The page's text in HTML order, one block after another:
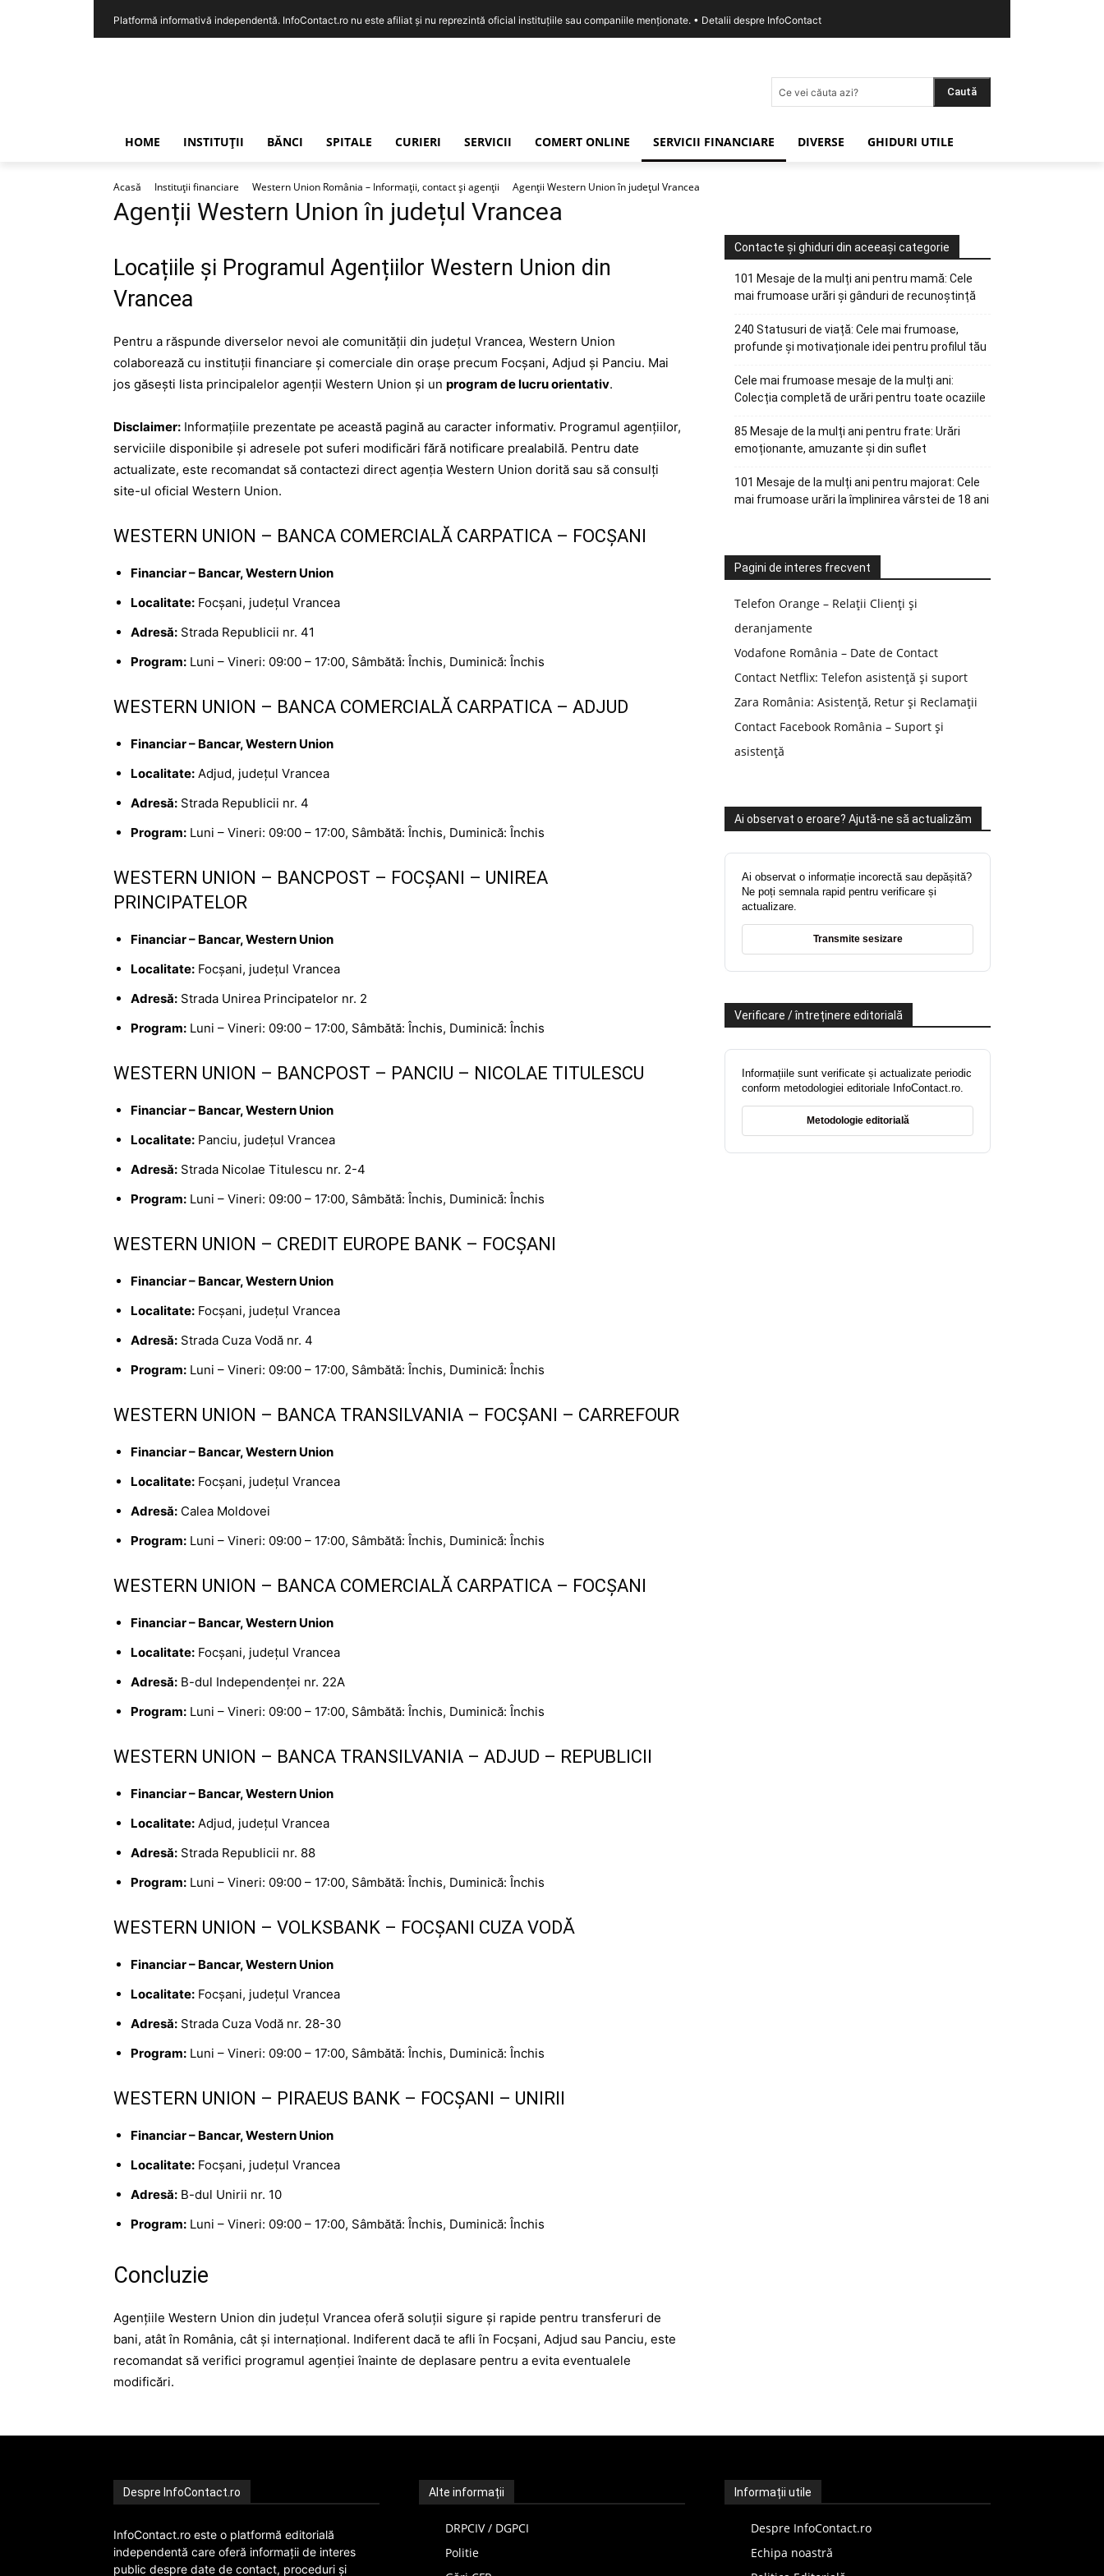
Platformă informativă independentă. InfoContact.ro nu este afiliat și nu reprezintă oficial instituțiile sau companiile menționate. • Detalii despre InfoContact
Ce vei căuta azi? Caută
HOME INSTITUȚII BĂNCI SPITALE CURIERI SERVICII COMERT ONLINE SERVICII FINANCIARE DIVERSE GHIDURI UTILE
Acasă Instituții financiare Western Union România – Informații, contact și agenții Agenții Western Union în județul Vrancea
Agenții Western Union în județul Vrancea
Locațiile și Programul Agențiilor Western Union din
Vrancea
Pentru a răspunde diverselor nevoi ale comunității din județul Vrancea, Western Union
colaborează cu instituții financiare și comerciale din orașe precum Focșani, Adjud și Panciu. Mai
jos găsești lista principalelor agenții Western Union și un program de lucru orientativ.
Disclaimer: Informațiile prezentate pe această pagină au caracter informativ. Programul agențiilor,
serviciile disponibile și adresele pot suferi modificări fără notificare prealabilă. Pentru date
actualizate, este recomandat să contactezi direct agenția Western Union dorită sau să consulți
site-ul oficial Western Union.
WESTERN UNION – BANCA COMERCIALĂ CARPATICA – FOCȘANI
Financiar – Bancar, Western Union
Localitate: Focșani, județul Vrancea
Adresă: Strada Republicii nr. 41
Program: Luni – Vineri: 09:00 – 17:00, Sâmbătă: Închis, Duminică: Închis
WESTERN UNION – BANCA COMERCIALĂ CARPATICA – ADJUD
Financiar – Bancar, Western Union
Localitate: Adjud, județul Vrancea
Adresă: Strada Republicii nr. 4
Program: Luni – Vineri: 09:00 – 17:00, Sâmbătă: Închis, Duminică: Închis
WESTERN UNION – BANCPOST – FOCȘANI – UNIREA
PRINCIPATELOR
Financiar – Bancar, Western Union
Localitate: Focșani, județul Vrancea
Adresă: Strada Unirea Principatelor nr. 2
Program: Luni – Vineri: 09:00 – 17:00, Sâmbătă: Închis, Duminică: Închis
WESTERN UNION – BANCPOST – PANCIU – NICOLAE TITULESCU
Financiar – Bancar, Western Union
Localitate: Panciu, județul Vrancea
Adresă: Strada Nicolae Titulescu nr. 2-4
Program: Luni – Vineri: 09:00 – 17:00, Sâmbătă: Închis, Duminică: Închis
WESTERN UNION – CREDIT EUROPE BANK – FOCȘANI
Financiar – Bancar, Western Union
Localitate: Focșani, județul Vrancea
Adresă: Strada Cuza Vodă nr. 4
Program: Luni – Vineri: 09:00 – 17:00, Sâmbătă: Închis, Duminică: Închis
WESTERN UNION – BANCA TRANSILVANIA – FOCȘANI – CARREFOUR
Financiar – Bancar, Western Union
Localitate: Focșani, județul Vrancea
Adresă: Calea Moldovei
Program: Luni – Vineri: 09:00 – 17:00, Sâmbătă: Închis, Duminică: Închis
WESTERN UNION – BANCA COMERCIALĂ CARPATICA – FOCȘANI
Financiar – Bancar, Western Union
Localitate: Focșani, județul Vrancea
Adresă: B-dul Independenței nr. 22A
Program: Luni – Vineri: 09:00 – 17:00, Sâmbătă: Închis, Duminică: Închis
WESTERN UNION – BANCA TRANSILVANIA – ADJUD – REPUBLICII
Financiar – Bancar, Western Union
Localitate: Adjud, județul Vrancea
Adresă: Strada Republicii nr. 88
Program: Luni – Vineri: 09:00 – 17:00, Sâmbătă: Închis, Duminică: Închis
WESTERN UNION – VOLKSBANK – FOCȘANI CUZA VODĂ
Financiar – Bancar, Western Union
Localitate: Focșani, județul Vrancea
Adresă: Strada Cuza Vodă nr. 28-30
Program: Luni – Vineri: 09:00 – 17:00, Sâmbătă: Închis, Duminică: Închis
WESTERN UNION – PIRAEUS BANK – FOCȘANI – UNIRII
Financiar – Bancar, Western Union
Localitate: Focșani, județul Vrancea
Adresă: B-dul Unirii nr. 10
Program: Luni – Vineri: 09:00 – 17:00, Sâmbătă: Închis, Duminică: Închis
Concluzie
Agențiile Western Union din județul Vrancea oferă soluții sigure și rapide pentru transferuri de
bani, atât în România, cât și internațional. Indiferent dacă te afli în Focșani, Adjud sau Panciu, este
recomandat să verifici programul agenției înainte de deplasare pentru a evita eventualele
modificări.
Contacte și ghiduri din aceeași categorie
101 Mesaje de la mulți ani pentru mamă: Cele
mai frumoase urări și gânduri de recunoștință
240 Statusuri de viață: Cele mai frumoase,
profunde și motivaționale idei pentru profilul tău
Cele mai frumoase mesaje de la mulți ani:
Colecția completă de urări pentru toate ocaziile
85 Mesaje de la mulți ani pentru frate: Urări
emoționante, amuzante și din suflet
101 Mesaje de la mulți ani pentru majorat: Cele
mai frumoase urări la împlinirea vârstei de 18 ani
Pagini de interes frecvent
Telefon Orange – Relații Clienți și
deranjamente
Vodafone România – Date de Contact
Contact Netflix: Telefon asistență și suport
Zara România: Asistență, Retur și Reclamații
Contact Facebook România – Suport și
asistență
Ai observat o eroare? Ajută-ne să actualizăm
Ai observat o informație incorectă sau depășită?
Ne poți semnala rapid pentru verificare și
actualizare.
Transmite sesizare
Verificare / întreținere editorială
Informațiile sunt verificate și actualizate periodic
conform metodologiei editoriale InfoContact.ro.
Metodologie editorială
Despre InfoContact.ro
InfoContact.ro este o platformă editorială
independentă care oferă informații de interes
public despre date de contact, proceduri și
Alte informații
DRPCIV / DGPCI
Politie
Informații utile
Despre InfoContact.ro
Echipa noastră